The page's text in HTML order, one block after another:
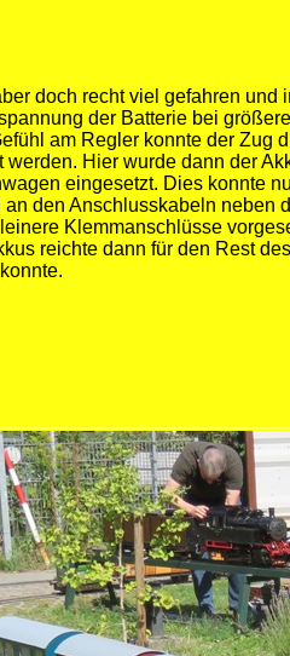
doch recht viel gefahren und
der Batterie bei
am Regler konnte der Zug
Hier wurde dann der
eingesetzt. Dies konnte
den Anschlusskabeln neben
Klemmanschlüsse
reichte dann für den Rest